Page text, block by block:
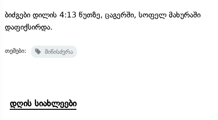
ბიძგები დილის 4:13 წუთზე, ცაგერში, სოფელ მახურაში
დაფიქსირდა.
თემები: მიწისძვრა
დღის სიახლეები